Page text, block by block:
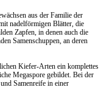
aus der Familie der
nadelförmigen Blätter, die
Zapfen, in denen auch die
Samenschuppen, an deren
Kiefer-Arten ein komplettes
Megaspore gebildet. Bei der
Samenreife in einer